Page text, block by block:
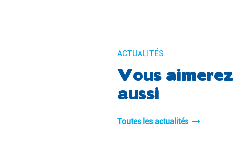
ACTUALITÉS
Vous aimerez
aussi
Toutes les actualités